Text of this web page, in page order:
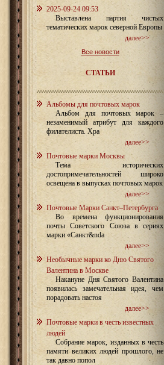
2025-09-24 09:53
Выставлена партия чистых
тематических марок северной Европы
далее>>
Все новости
СТАТЬИ
Альбомы для почтовых марок
Альбом для почтовых марок –
незаменимый атрибут для каждого
филателиста. Хра
далее>>
Почтовые марки Москвы
Тема исторических
достопримечательностей широко
освещена в выпусках почтовых марок
далее>>
Почтовые Марки Санкт–Петербурга
Во времена функционирования
почты Советского Союза в сериях
марки «Санкт&nda
далее>>
Необычные марки ко Дню Святого
Валентина в Москве
Накануне Дня Святого Валентина
появилась замечательная идея, чем
порадовать настоя
далее>>
Почтовые марки в честь известных
людей
Собрание марок, изданных в честь
памяти великих людей прошлого, не
так давно попол